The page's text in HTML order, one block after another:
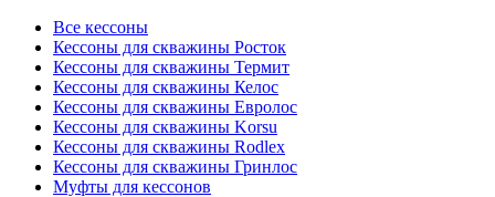
Все кессоны
Кессоны для скважины Росток
Кессоны для скважины Термит
Кессоны для скважины Келос
Кессоны для скважины Евролос
Кессоны для скважины Korsu
Кессоны для скважины Rodlex
Кессоны для скважины Гринлос
Муфты для кессонов